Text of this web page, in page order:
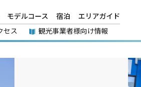
モデルコース 宿泊
エリアガイド
セス 観光事業者様向け情報